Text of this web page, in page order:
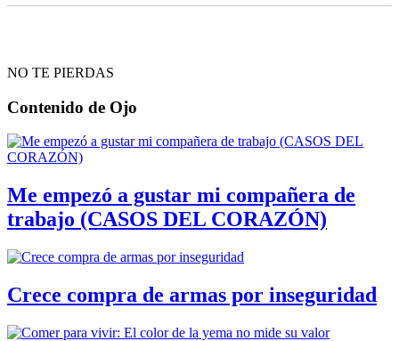
NO TE PIERDAS
Contenido de Ojo
Me empezó a gustar mi compañera de
trabajo (CASOS DEL CORAZÓN)
Crece compra de armas por inseguridad